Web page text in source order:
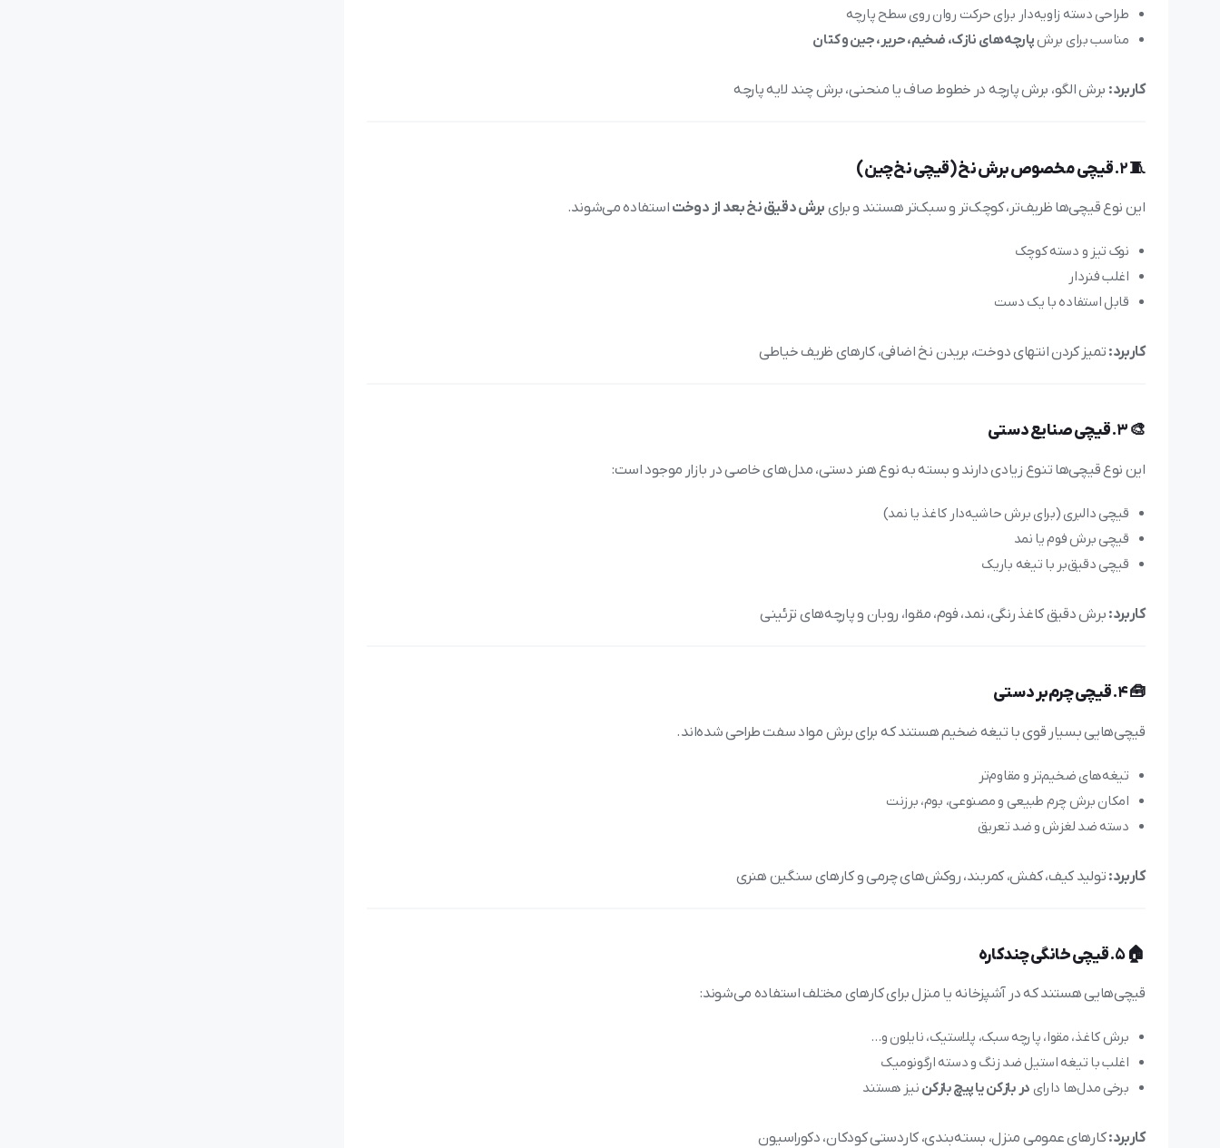
طراحی دسته زاویه‌دار برای حرکت روان روی سطح پارچه
مناسب برای برشپارچه‌های نازک، ضخیم، حریر، جین و کتان
کاربرد: برش الگو، برش پارچه در خطوط صاف یا منحنی، برش چند لایه پارچه
🧵 2. قیچی مخصوص برش نخ (قیچی نخ‌چین)
این نوع قیچی‌ها ظریف‌تر، کوچک‌تر و سبک‌تر هستند و برای برش دقیق نخ بعد از دوخت استفاده می‌شوند.
نوک تیز و دسته کوچک
اغلب فنردار
قابل استفاده با یک دست
کاربرد: تمیز کردن انتهای دوخت، بریدن نخ اضافی، کارهای ظریف خیاطی
🎨 3. قیچی صنایع دستی
این نوع قیچی‌ها تنوع زیادی دارند و بسته به نوع هنر دستی، مدل‌های خاصی در بازار موجود است:
قیچی دالبری (برای برش حاشیه‌دار کاغذ یا نمد)
قیچی برش فوم یا نمد
قیچی دقیق‌بر با تیغه باریک
کاربرد: برش دقیق کاغذ رنگی، نمد، فوم، مقوا، روبان و پارچه‌های تزئینی
🧰 4. قیچی چرم‌بر دستی
قیچی‌هایی بسیار قوی با تیغه ضخیم هستند که برای برش مواد سفت طراحی شده‌اند.
تیغه‌های ضخیم‌تر و مقاوم‌تر
امکان برش چرم طبیعی و مصنوعی، بوم، برزنت
دسته ضد لغزش و ضد تعریق
کاربرد: تولید کیف، کفش، کمربند، روکش‌های چرمی و کارهای سنگین هنری
🏠 5. قیچی خانگی چندکاره
قیچی‌هایی هستند که در آشپزخانه یا منزل برای کارهای مختلف استفاده می‌شوند:
برش کاغذ، مقوا، پارچه سبک، پلاستیک، نایلون و…
اغلب با تیغه استیل ضد زنگ و دسته ارگونومیک
برخی مدل‌ها دارای در بازکن یا پیچ بازکن نیز هستند
کاربرد:کارهای عمومی منزل، بسته‌بندی، کاردستی کودکان، دکوراسیون